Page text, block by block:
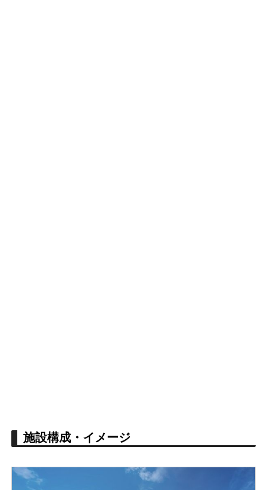
施設構成・イメージ